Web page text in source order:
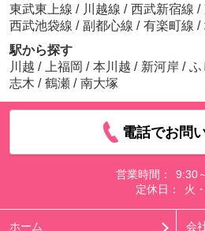
東武東上線 / 川越線 / 西武新宿線 /
西武池袋線 / 副都心線 / 有楽町線 /
駅から探す
川越 / 上福岡 / 本川越 / 新河岸 / ふ
志木 / 鶴瀬 / 南大塚
電話でお問
営業時間：
9:30
定休日：
火
ホーム 会